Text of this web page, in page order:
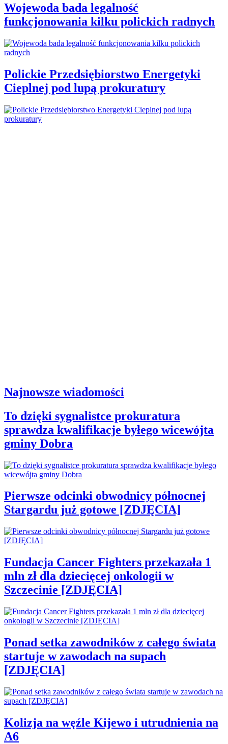
Wojewoda bada legalność
funkcjonowania kilku polickich radnych
Polickie Przedsiębiorstwo Energetyki
Cieplnej pod lupą prokuratury
Najnowsze wiadomości
To dzięki sygnalistce prokuratura
sprawdza kwalifikacje byłego wicewójta
gminy Dobra
Pierwsze odcinki obwodnicy północnej
Stargardu już gotowe [ZDJĘCIA]
Fundacja Cancer Fighters przekazała 1
mln zł dla dziecięcej onkologii w
Szczecinie [ZDJĘCIA]
Ponad setka zawodników z całego świata
startuje w zawodach na supach
[ZDJĘCIA]
Kolizja na węźle Kijewo i utrudnienia na
A6